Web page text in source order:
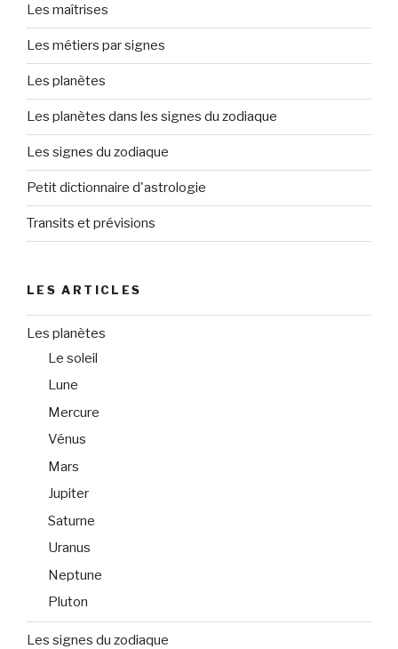
Les maîtrises
Les métiers par signes
Les planètes
Les planètes dans les signes du zodiaque
Les signes du zodiaque
Petit dictionnaire d'astrologie
Transits et prévisions
LES ARTICLES
Les planètes
Le soleil
Lune
Mercure
Vénus
Mars
Jupiter
Saturne
Uranus
Neptune
Pluton
Les signes du zodiaque